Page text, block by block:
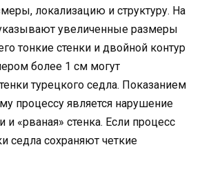
локализацию и структуру. На
увеличенные размеры
тонкие стенки и двойной контур
более 1 см могут
турецкого седла. Показанием
процессу является нарушение
и «рваная» стенка. Если процесс
седла сохраняют четкие